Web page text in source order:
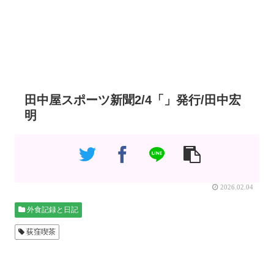
田中屋スポーツ新聞2/4「」発行/田中宏
明
2026.02.04
外食記録と日記
荻窪喫茶